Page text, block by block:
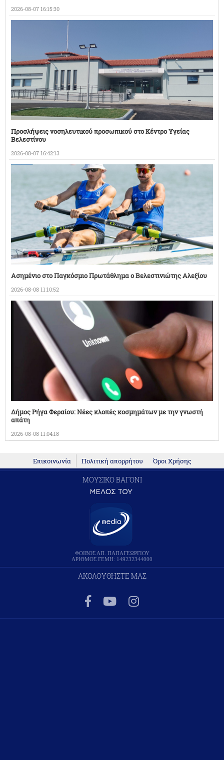
2026-08-07 16:15:30
Προσλήψεις νοσηλευτικού προσωπικού στο Κέντρο Υγείας
Βελεστίνου
2026-08-07 16:42:13
Ασημένιο στο Παγκόσμιο Πρωτάθλημα ο Βελεστινιώτης Αλεξίου
2026-08-08 11:10:52
Δήμος Ρήγα Φεραίου: Νέες κλοπές κοσμημάτων με την γνωστή
απάτη
2026-08-08 11:04:18
Επικοινωνία Πολιτική απορρήτου Όροι Χρήσης
ΜΟΥΣΙΚΟ ΒΑΓΟΝΙ
ΦΟΙΒΟΣ ΑΠ. ΠΑΠΑΓΕΩΡΓΙΟΥ
ΑΡΙΘΜΟΣ ΓΕΜΗ: 149232344000
ΑΚΟΛΟΥΘΗΣΤΕ ΜΑΣ